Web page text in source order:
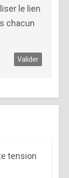
le lien
chacun
tension